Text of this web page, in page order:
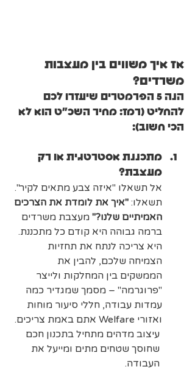
אז איך משווים בין מעצבות
משרדים?
הנה 5 הפרמטרים שיעזרו לכם
להחליט (רמז: מחיר השכ"ט הוא לא
הכי חשוב):
מתכננת אסטרטגית או רק
מעצבת?
אל תשאלו "איזה צבע מתאים לקיר".
תשאלו: "איך את לומדת את הצרכים
האמיתיים שלנו?" מעצבת משרדים
ברמה גבוהה היא קודם כל מתכננת.
היא צריכה לנתח את תחזיות
הצמיחה שלכם, להבין את
הממשקים בין המחלקות ולייצר
"פרוגרמה" – מסמך שמגדיר כמה
עמדות עבודה, חללי סיעור מוחות
ואזורי Welfare אתם באמת צריכים.
עיצוב מדהים מתחיל בתכנון חכם
שחוסך שטחים מתים ומייעל את
העבודה.